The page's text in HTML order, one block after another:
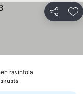
Jaa
ravintola